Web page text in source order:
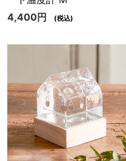
4,400円
(税込)